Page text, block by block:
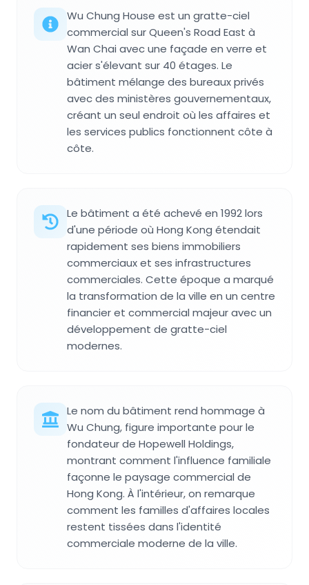
Wu Chung House est un gratte-ciel
commercial sur Queen's Road East à
Wan Chai avec une façade en verre et
acier s'élevant sur 40 étages. Le
bâtiment mélange des bureaux privés
avec des ministères gouvernementaux,
créant un seul endroit où les affaires et
les services publics fonctionnent côte à
côte.
Le bâtiment a été achevé en 1992 lors
d'une période où Hong Kong étendait
rapidement ses biens immobiliers
commerciaux et ses infrastructures
commerciales. Cette époque a marqué
la transformation de la ville en un centre
financier et commercial majeur avec un
développement de gratte-ciel
modernes.
Le nom du bâtiment rend hommage à
Wu Chung, figure importante pour le
fondateur de Hopewell Holdings,
montrant comment l'influence familiale
façonne le paysage commercial de
Hong Kong. À l'intérieur, on remarque
comment les familles d'affaires locales
restent tissées dans l'identité
commerciale moderne de la ville.